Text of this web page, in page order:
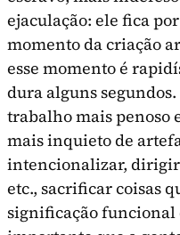
ejaculação: ele fica
momento da cria­ção
esse momento é
dura alguns
trabalho mais
mais inquieto de
intencionalizar, dirigir
etc., sacrificar coisas
significação funcional